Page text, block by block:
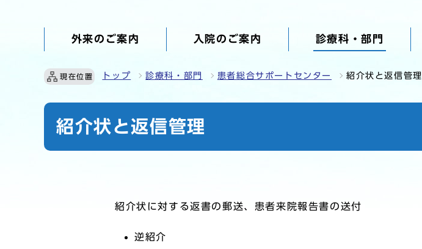
外来のご案内 入院のご案内 診療科・部門
現在位置 トップ 診療科・部門 患者総合サポートセンター 紹介状と返信管理
紹介状と返信管理
紹介状に対する返書の郵送、患者来院報告書の送付
逆紹介